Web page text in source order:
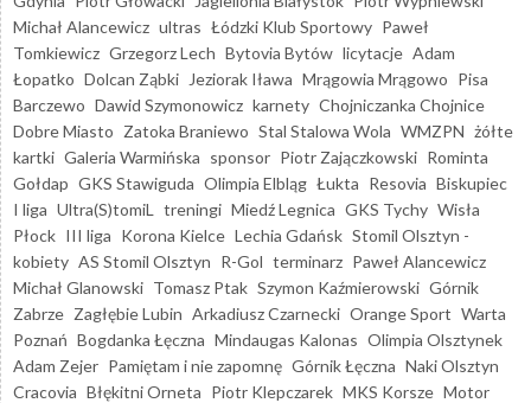
Michał Alancewicz ultras Łódzki Klub Sportowy Paweł
Tomkiewicz Grzegorz Lech Bytovia Bytów licytacje Adam
Łopatko Dolcan Ząbki Jeziorak Iława Mrągowia Mrągowo Pisa
Barczewo Dawid Szymonowicz karnety Chojniczanka Chojnice
Dobre Miasto Zatoka Braniewo Stal Stalowa Wola WMZPN żółte
kartki Galeria Warmińska sponsor Piotr Zajączkowski Rominta
Gołdap GKS Stawiguda Olimpia Elbląg Łukta Resovia Biskupiec
I liga Ultra(S)tomiL treningi Miedź Legnica GKS Tychy Wisła
Płock III liga Korona Kielce Lechia Gdańsk Stomil Olsztyn -
kobiety AS Stomil Olsztyn R-Gol terminarz Paweł Alancewicz
Michał Glanowski Tomasz Ptak Szymon Kaźmierowski Górnik
Zabrze Zagłębie Lubin Arkadiusz Czarnecki Orange Sport Warta
Poznań Bogdanka Łęczna Mindaugas Kalonas Olimpia Olsztynek
Adam Zejer Pamiętam i nie zapomnę Górnik Łęczna Naki Olsztyn
Cracovia Błękitni Orneta Piotr Klepczarek MKS Korsze Motor